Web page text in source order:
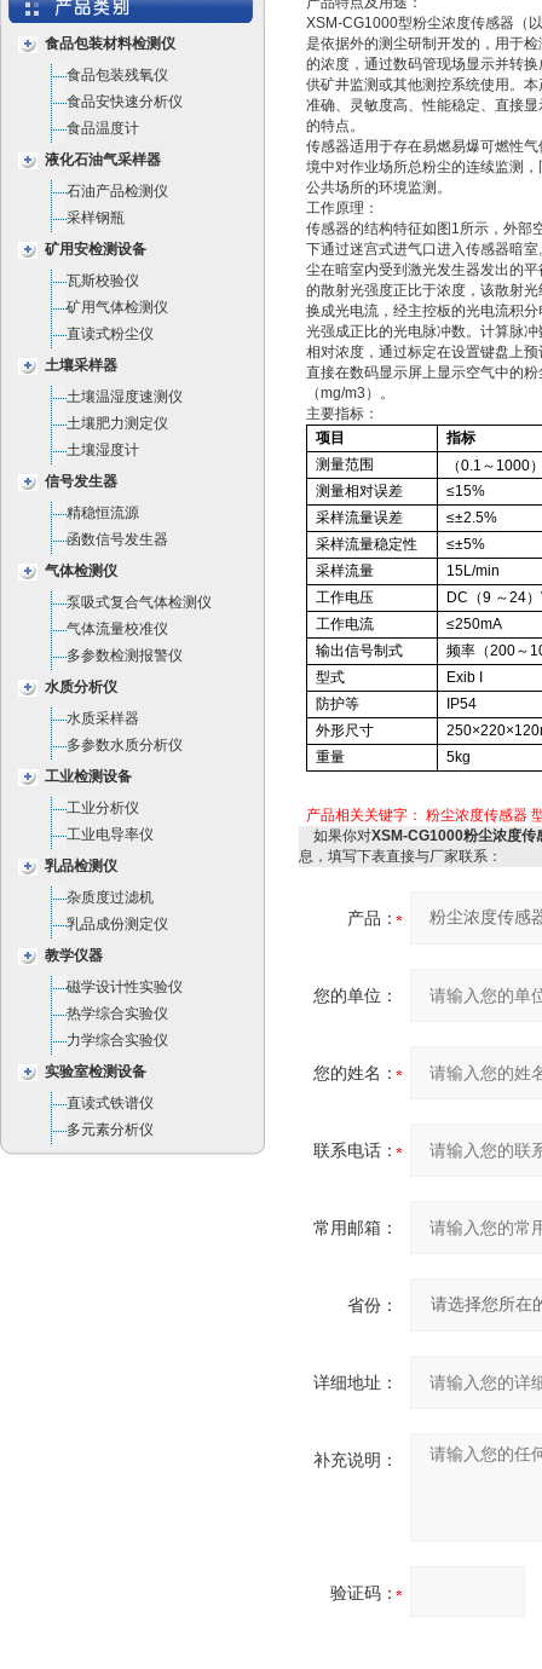
食品包装材料检测仪
食品包装残氧仪
食品安快速分析仪
食品温度计
液化石油气采样器
石油产品检测仪
采样钢瓶
矿用安检测设备
瓦斯校验仪
矿用气体检测仪
直读式粉尘仪
土壤采样器
土壤温湿度速测仪
土壤肥力测定仪
土壤湿度计
信号发生器
精稳恒流源
函数信号发生器
气体检测仪
泵吸式复合气体检测仪
气体流量校准仪
多参数检测报警仪
水质分析仪
水质采样器
多参数水质分析仪
工业检测设备
工业分析仪
工业电导率仪
乳品检测仪
杂质度过滤机
乳品成份测定仪
教学仪器
磁学设计性实验仪
热学综合实验仪
力学综合实验仪
实验室检测设备
直读式铁谱仪
多元素分析仪
XSM-CG1000型粉尘浓度传感器（
是依据外的测尘研制开发的，用于
的浓度，通过数码管现场显示并转
供矿井监测或其他测控系统使用。
准确、灵敏度高、性能稳定、直接
的特点。
传感器适用于存在易燃易爆可燃性
境中对作业场所总粉尘的连续监测
公共场所的环境监测。
工作原理：
传感器的结构特征如图1所示，外部
下通过迷宫式进气口进入传感器暗
尘在暗室内受到激光发生器发出的
的散射光强度正比于浓度，该散射
换成光电流，经主控板的光电流积
光强成正比的光电脉冲数。计算脉
相对浓度，通过标定在设置键盘上
直接在数码显示屏上显示空气中的粉
（mg/m3）。
主要指标：
项目
指标
测量范围
（0.1～1000
测量相对误差
≤15%
采样流量误差
≤±2.5%
采样流量稳定性
≤±5%
采样流量
15L/min
工作电压
DC （9 ～24
工作电流
≤250mA
输出信号制式
频率（200～
型式
Exib I
防护等
IP54
外形尺寸
250×220×
重量
5kg
产品相关关键字： 粉尘浓度传感器
如果你对XSM-CG1000粉尘浓度
息，填写下表直接与厂家联系：
产品：
您的单位：
您的姓名：
联系电话：
常用邮箱：
省份：
详细地址：
补充说明：
验证码：